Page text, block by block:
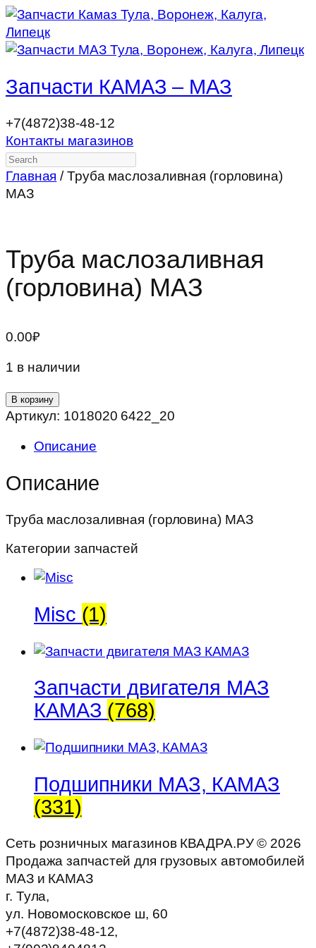
Запчасти КАМАЗ – МАЗ
+7(4872)38-48-12
Контакты магазинов
Search
Главная / Труба маслозаливная (горловина)
МАЗ
Труба маслозаливная
(горловина) МАЗ
0.00₽
1 в наличии
Количество
товара
маслозаливная
МАЗ
В корзину
Артикул: 1018020 6422_20
Описание
Описание
Труба маслозаливная (горловина) МАЗ
Категории запчастей
Misc (1)
Запчасти двигателя МАЗ
КАМАЗ (768)
Подшипники МАЗ, КАМАЗ
(331)
Сеть розничных магазинов КВАДРА.РУ © 2026
Продажа запчастей для грузовых автомобилей
МАЗ и КАМАЗ
г. Тула,
ул. Новомосковское ш, 60
+7(4872)38-48-12,